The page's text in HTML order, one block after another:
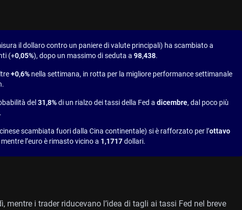
il dollaro contro un paniere di valute principali) ha scambiato a
(+0,05%), dopo un massimo di seduta a 98,438.
+0,6% nella settimana, in rotta per la migliore performance settimanale
del 31,8%di un rialzo dei tassi della Fed a dicembre, dal poco più
scambiata fuori dalla Cina continentale) si è rafforzato per l’ottavo
l’euro è rimasto vicino a 1,1717dollari.
mentre i trader riducevano l’idea di tagli ai tassi Fed nel breve